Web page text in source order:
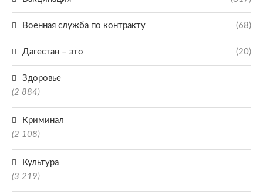
Военная служба по контракту (68)
Дагестан – это (20)
Здоровье
(2 884)
Криминал
(2 108)
Культура
(3 219)